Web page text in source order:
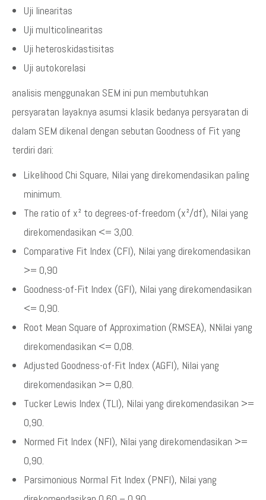
Uji linearitas
Uji multicolinearitas
Uji heteroskidastisitas
Uji autokorelasi
analisis menggunakan SEM ini pun membutuhkan
persyaratan layaknya asumsi klasik bedanya persyaratan di
dalam SEM dikenal dengan sebutan Goodness of Fit yang
terdiri dari:
Likelihood Chi Square, Nilai yang direkomendasikan paling
minimum.
The ratio of x² to degrees-of-freedom (x²/df), Nilai yang
direkomendasikan <= 3,00.
Comparative Fit Index (CFI), Nilai yang direkomendasikan
>= 0,90
Goodness-of-Fit Index (GFI), Nilai yang direkomendasikan
<= 0,90.
Root Mean Square of Approximation (RMSEA), NNilai yang
direkomendasikan <= 0,08.
Adjusted Goodness-of-Fit Index (AGFI), Nilai yang
direkomendasikan >= 0,80.
Tucker Lewis Index (TLI), Nilai yang direkomendasikan >=
0,90.
Normed Fit Index (NFI), Nilai yang direkomendasikan >=
0,90.
Parsimonious Normal Fit Index (PNFI), Nilai yang